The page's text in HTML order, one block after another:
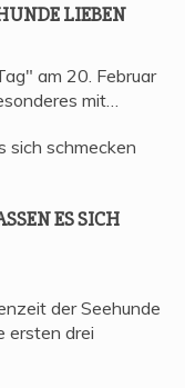
LIEBEN
am 20. Februar
mit…
ES SICH
der Seehunde
ersten drei